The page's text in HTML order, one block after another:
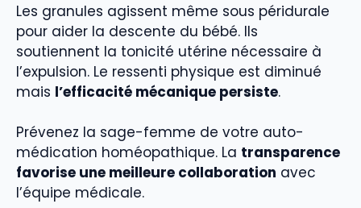
Les granules agissent même sous péridurale
pour aider la descente du bébé. Ils
soutiennent la tonicité utérine nécessaire à
l’expulsion. Le ressenti physique est diminué
mais l’efficacité mécanique persiste.
Prévenez la sage-femme de votre auto-
médication homéopathique. La transparence
favorise une meilleure collaboration avec
l’équipe médicale.